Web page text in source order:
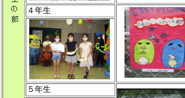
４年生
５年生